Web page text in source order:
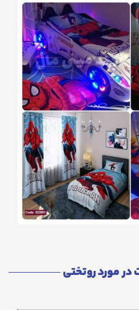
در مورد روتختی